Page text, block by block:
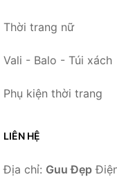
Thời trang nữ
Vali - Balo - Túi xách
Phụ kiện thời trang
LIÊN HỆ
Địa chỉ: Guu Đẹp